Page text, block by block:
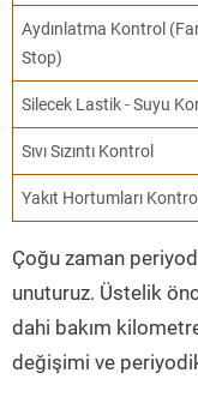
Aydınlatma Kontrol
Stop)
Silecek Lastik - Suyu
Sıvı Sızıntı Kontrol
Yakıt Hortumları Kontrol
Çoğu zaman
unuturuz. Üstelik
dahi bakım
değişimi ve